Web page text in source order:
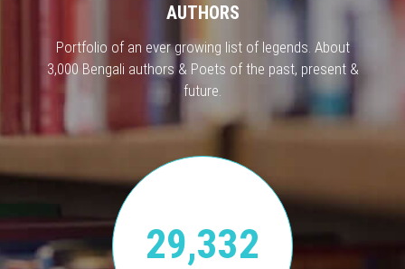
AUTHORS
Portfolio of an ever growing list of legends. About
3,000 Bengali authors & Poets of the past, present &
future.
29,332